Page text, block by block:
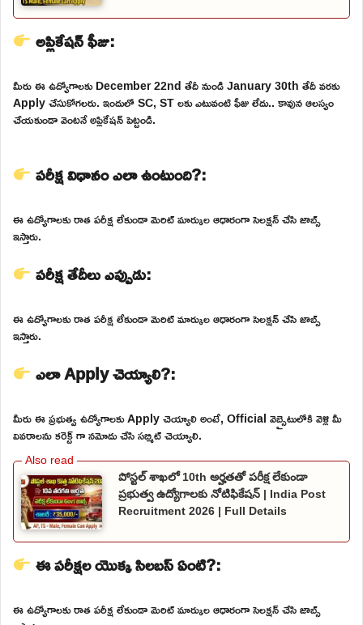
అప్లికేషన్ ఫీజు:
మీరు ఈ ఉద్యోగాలకు December 22nd తేదీ నుండి January 30th తేదీ వరకు
Apply చేసుకోగలరు. ఇందులో SC, ST లకు ఎటువంటి ఫీజు లేదు.. కావున ఆలస్యం
చేయకుండా వెంటనే అప్లికేషన్ పెట్టండి.
పరీక్ష విధానం ఎలా ఉంటుంది?:
ఈ ఉద్యోగాలకు రాత పరీక్ష లేకుండా మెరిట్ మార్కుల ఆధారంగా సెలక్షన్ చేసి జాబ్స్
ఇస్తారు.
పరీక్ష తేదీలు ఎప్పుడు:
ఈ ఉద్యోగాలకు రాత పరీక్ష లేకుండా మెరిట్ మార్కుల ఆధారంగా సెలక్షన్ చేసి జాబ్స్
ఇస్తారు.
ఎలా Apply చెయ్యాలి?:
మీరు ఈ ప్రభుత్వ ఉద్యోగాలకు Apply చెయ్యాలి అంటే, Official వెబ్సైటులోకి వెళ్లి మీ
వివరాలను కరెక్ట్ గా నమోదు చేసి సబ్మిట్ చెయ్యాలి.
పోస్టల్ శాఖలో 10th అర్హతతో పరీక్ష లేకుండా
ప్రభుత్వ ఉద్యోగాలకు నోటిఫికేషన్ | India Post
Recruitment 2026 | Full Details
ఈ పరీక్షల యొక్క సిలబస్ ఏంటి?:
ఈ ఉద్యోగాలకు రాత పరీక్ష లేకుండా మెరిట్ మార్కుల ఆధారంగా సెలక్షన్ చేసి జాబ్స్